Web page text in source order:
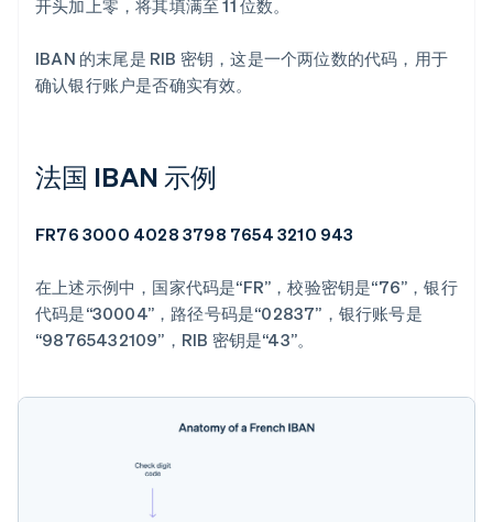
开头加上零，将其填满至 11 位数。
IBAN 的末尾是 RIB 密钥，这是一个两位数的代码，用于
确认银行账户是否确实有效。
法国 IBAN 示例
FR76 3000 4028 3798 7654 3210 943
在上述示例中，国家代码是“FR”，校验密钥是“76”，银行
代码是“30004”，路径号码是“02837”，银行账号是
“98765432109”，RIB 密钥是“43”。